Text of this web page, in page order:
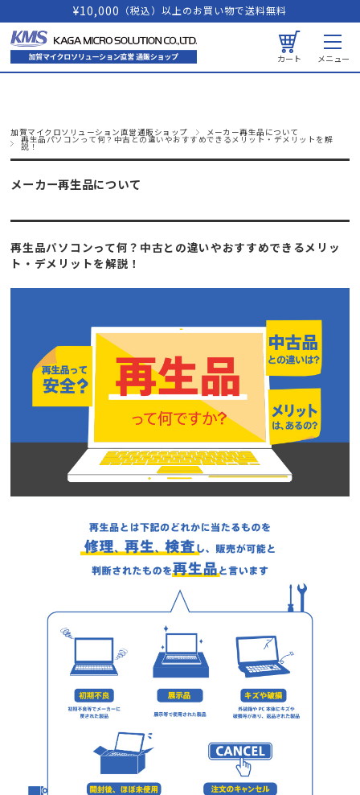
¥10,000 （税込）以上のお買い物で送料無料
カート メニュー
加賀マイクロソリューション直営通販ショップ メーカー再生品について
再生品パソコンって何？中古との違いやおすすめできるメリット・デメリットを解
説！
メーカー再生品について
再生品パソコンって何？中古との違いやおすすめできるメリッ
ト・デメリットを解説！